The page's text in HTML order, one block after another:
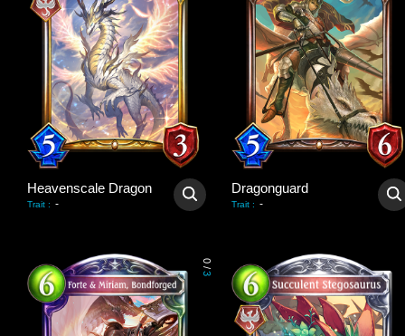
Heavenscale Dragon
Trait : -
Dragonguard
Trait : -
0
/
3